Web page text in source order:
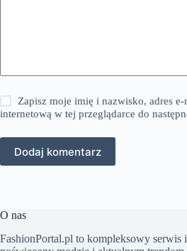
Zapisz moje imię i nazwisko, adres
internetową w tej przeglądarce do
Dodaj komentarz
O nas
FashionPortal.pl to kompleksowy serwis